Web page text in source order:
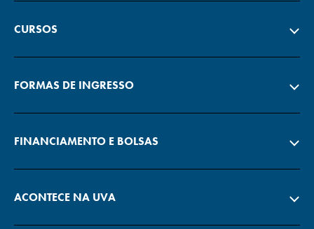
CURSOS
FORMAS DE INGRESSO
FINANCIAMENTO E BOLSAS
ACONTECE NA UVA